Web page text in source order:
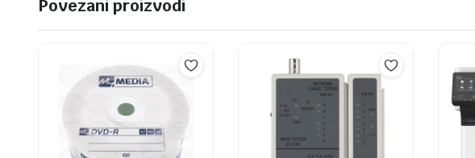
Povezani proizvodi